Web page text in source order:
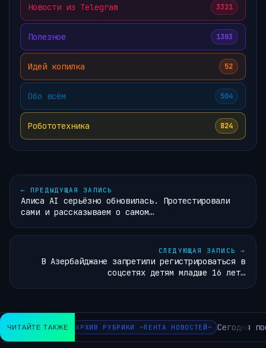
Новости из Telegram 3321
Полезное 1303
Идей копилка 52
Обо всём 504
Робототехника 824
← ПРЕДЫДУЩАЯ ЗАПИСЬ
Алиса AI серьёзно обновилась. Протестировали
сами и рассказываем о самом…
СЛЕДУЮЩАЯ ЗАПИСЬ →
В Азербайджане запретили регистрироваться в
соцсетях детям младше 16 лет…
ЧИТАЙТЕ ТАКЖЕ АРХИВ РУБРИКИ ~ЛЕНТА НОВОСТЕЙ~ Сегодня